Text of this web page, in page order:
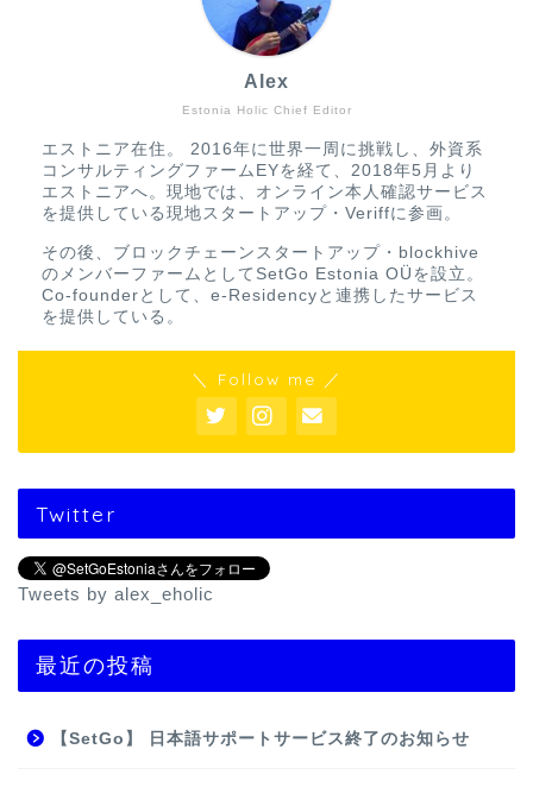
Estonia Holic Chief Editor
Alex
エストニア在住。 2016年に世界一周に挑戦し、外資系
コンサルティングファームEYを経て、2018年5月より
エストニアへ。現地では、オンライン本人確認サービス
を提供している現地スタートアップ・Veriffに参画。
その後、ブロックチェーンスタートアップ・blockhive
のメンバーファームとしてSetGo Estonia OÜを設立。
Co-founderとして、e-Residencyと連携したサービス
を提供している。
＼ Follow me ／
Twitter
Tweets by alex_eholic
最近の投稿
【SetGo】 日本語サポートサービス終了のお知らせ